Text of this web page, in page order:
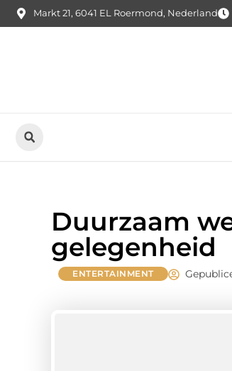
Markt 21, 6041 EL Roermond, Nederland
Duurzaam
gelegenheid
ENTERTAINMENT